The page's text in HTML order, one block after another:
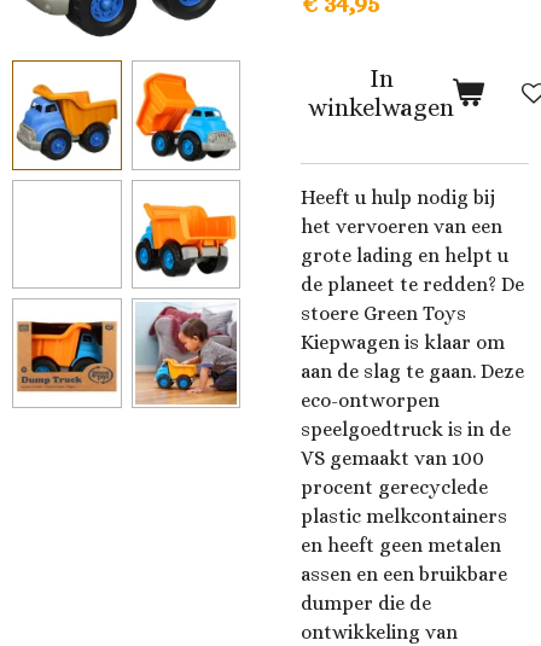
In
winkelwagen
Heeft u hulp nodig bij
het vervoeren van een
grote lading en helpt u
de planeet te redden? De
stoere Green Toys
Kiepwagen is klaar om
aan de slag te gaan. Deze
eco-ontworpen
speelgoedtruck is in de
VS gemaakt van 100
procent gerecyclede
plastic melkcontainers
en heeft geen metalen
assen en een bruikbare
dumper die de
ontwikkeling van